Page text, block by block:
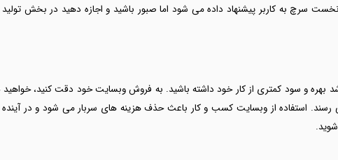
سرچ به کاربر پیشنهاد داده می شود اما صبور باشید و اجازه دهید در بخش
بهره و سود کمتری از کار خود داشته باشید. به فروش وبسایت خود دقت کنید،
استفاده از وبسایت کسب و کار باعث حذف هزینه های سربار می شود و در